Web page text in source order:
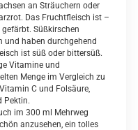
an Sträuchern oder
Das Fruchtfleisch ist –
Süßkirschen
und haben durchgehend
ist süß oder bittersüß.
Vitamine und
Menge im Vergleich zu
C und Folsäure,
Pektin.
im 300 ml Mehrweg
anzusehen, ein tolles